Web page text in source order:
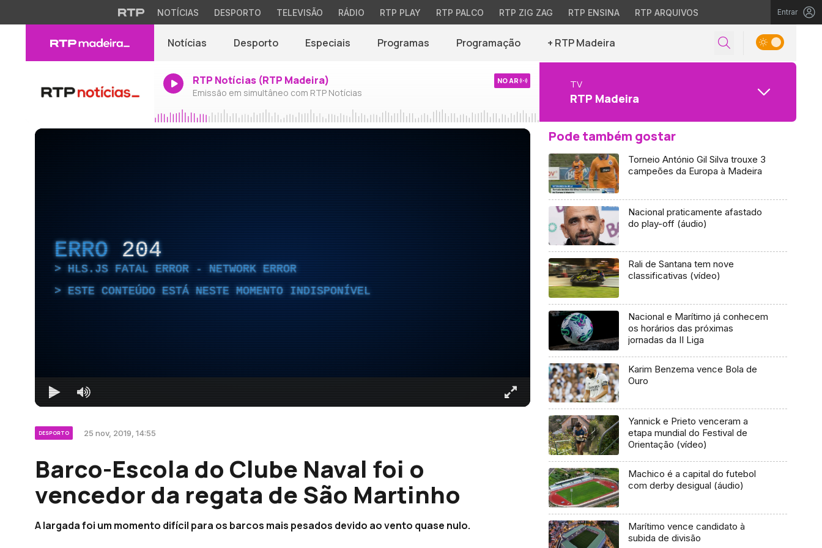
NOTÍCIAS DESPORTO TELEVISÃO RÁDIO RTP PLAY RTP PALCO RTP ZIG ZAG RTP ENSINA RTP ARQUIVOS Entrar
Notícias Desporto Especiais Programas Programação + RTP Madeira
RTP Notícias (RTP Madeira)
Emissão em simultâneo com RTP Notícias
NO AR TV
RTP Madeira
ERRO 204
HLS.JS FATAL ERROR - NETWORK ERROR
ESTE CONTEÚDO ESTÁ NESTE MOMENTO INDISPONÍVEL
DESPORTO 25 nov, 2019, 14:55
Barco-Escola do Clube Naval foi o
vencedor da regata de São Martinho
A largada foi um momento difícil para os barcos mais pesados devido ao vento quase nulo.
Pode também gostar
Torneio António Gil Silva trouxe 3
campeões da Europa à Madeira
Nacional praticamente afastado
do play-off (áudio)
Rali de Santana tem nove
classificativas (vídeo)
Nacional e Marítimo já conhecem
os horários das próximas
jornadas da II Liga
Karim Benzema vence Bola de
Ouro
Yannick e Prieto venceram a
etapa mundial do Festival de
Orientação (vídeo)
Machico é a capital do futebol
com derby desigual (áudio)
Marítimo vence candidato à
subida de divisão